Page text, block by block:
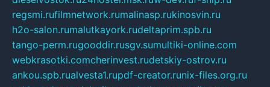
regsmi.rufilmnetwork.rumalinasp.rukinosvin.ru
h2o-salon.rumalutkayork.rudeltaprim.spb.ru
tango-perm.rugooddir.rusgv.sumultiki-online.com
webkrasotki.comcherinvest.rudetskiy-ostrov.ru
ankou.spb.rualvesta1.rupdf-creator.runix-files.org.ru